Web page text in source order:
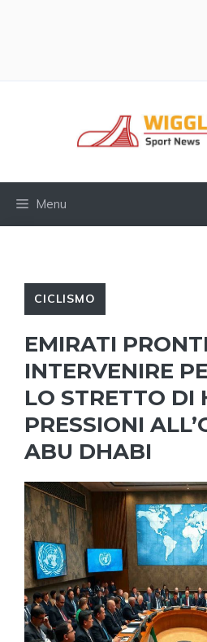
Menu
CICLISMO
EMIRATI
INTERVENIRE
LO STRETTO DI
PRESSIONI
ABU DHABI